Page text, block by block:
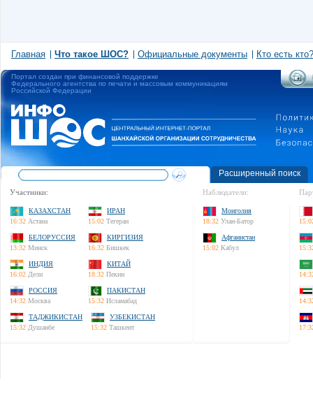
Главная Что такое ШОС? Официальные документы Кто есть кто?
Портал создан при финансовой поддержке
Федерального агентства по печати и массовым коммуникациям
Российской Федерации
Расширенный поиск
Участники:
КАЗАХСТАН
16:32 Астана
ИРАН
15:02 Тегеран
БЕЛОРУССИЯ
13:32 Минск
КИРГИЗИЯ
16:32 Бишкек
ИНДИЯ
16:02 Дели
КИТАЙ
18:32 Пекин
РОССИЯ
14:32 Москва
ПАКИСТАН
15:32 Исламабад
ТАДЖИКИСТАН
15:32 Душанбе
УЗБЕКИСТАН
15:32 Ташкент
Наблюдатели:
Монголия
18:32 Улан-Батор
Афганистан
15:02 Кабул